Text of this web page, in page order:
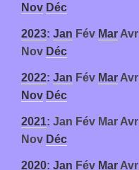
Nov Déc
2023: Jan Fév Mar Avr
Nov Déc
2022: Jan Fév Mar Avr
Nov Déc
2021: Jan Fév Mar Avr
Nov Déc
2020: Jan Fév Mar Avr